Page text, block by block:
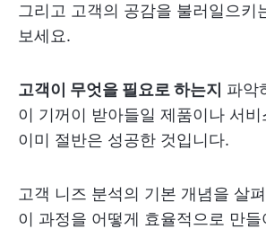
그리고 고객의 공감을 불러일으키
보세요.
고객이 무엇을 필요로 하는지 파악
이 기꺼이 받아들일 제품이나 서
이미 절반은 성공한 것입니다.
고객 니즈 분석의 기본 개념을 살
이 과정을 어떻게 효율적으로 만들